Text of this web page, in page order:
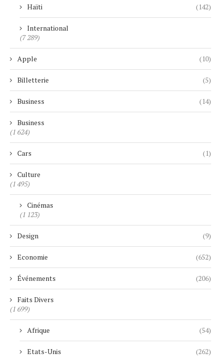
Haïti (142)
International
(7 289)
Apple (10)
Billetterie (5)
Business (14)
Business
(1 624)
Cars (1)
Culture
(1 495)
Cinémas
(1 123)
Design (9)
Economie (652)
Événements (206)
Faits Divers
(1 699)
Afrique (54)
Etats-Unis (262)